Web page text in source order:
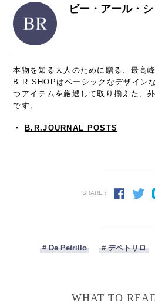
ビー・アール・
本物を知る大人のために贈る、最高
B.R.SHOPはベーシックなデザイン
つアイテムを厳選して取り揃えた、
です。
・B.R.JOURNAL POSTS
SHARE :
# De Petrillo # デペトリロ
WHAT TO